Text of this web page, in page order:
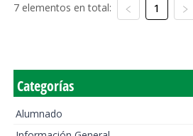
7 elementos en total: 1
Categorías
Alumnado